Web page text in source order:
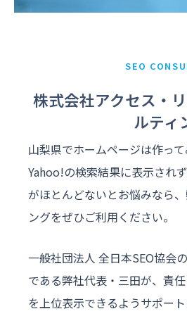
SEO
株式会社アクセス・
ルティ
山梨県でホームページは作っ
Yahoo!の検索結果に表示され
がほとんどないとお悩みなら
ングをぜひご利用ください。
一般社団法人 全日本SEO協会
である弊社代表・三田が、責
を上位表示できるようサポート